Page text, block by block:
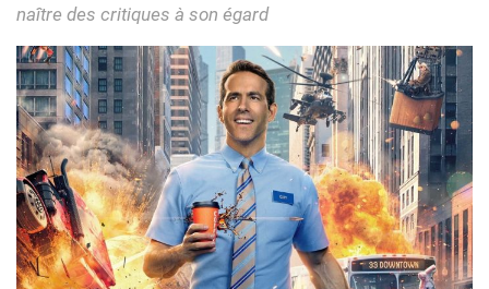
naître des critiques à son égard